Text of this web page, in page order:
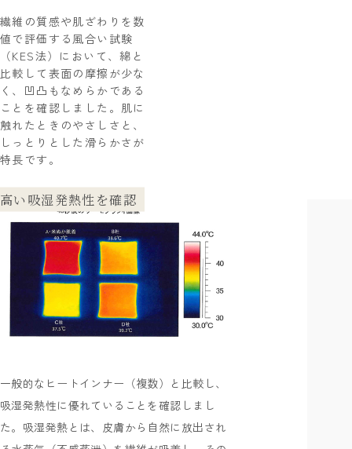
繊維の質感や肌ざわりを数
値で評価する風合い試験
（KES法）において、綿と
比較して表面の摩擦が少な
く、凹凸もなめらかである
ことを確認しました。肌に
触れたときのやさしさと、
しっとりとした滑らかさが
特長です。
高い吸湿発熱性を確認
一般的なヒートインナー（複数）と比較し、
吸湿発熱性に優れていることを確認しまし
た。吸湿発熱とは、皮膚から自然に放出され